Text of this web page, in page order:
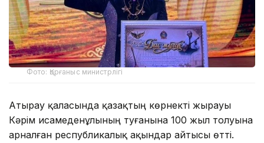
Фото: Қорғаныс министрлігі
Атырау қаласында қазақтың көрнекті жырауы
Кәрім Қисамеденұлының туғанына 100 жыл толуына
арналған республикалық ақындар айтысы өтті.